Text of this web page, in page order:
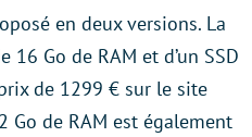
en deux versions. La
Go de RAM et d’un SSD
de 1299 € sur le site
Go de RAM est également